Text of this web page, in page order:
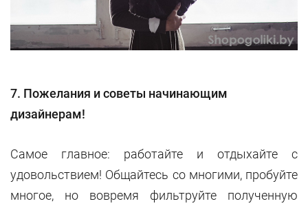
7. Пожелания и советы начинающим
дизайнерам!
Самое главное: работайте и отдыхайте с
удовольствием! Общайтесь со многими, пробуйте
многое, но вовремя фильтруйте полученную